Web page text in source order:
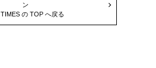
ン
TIMES の TOP へ戻る